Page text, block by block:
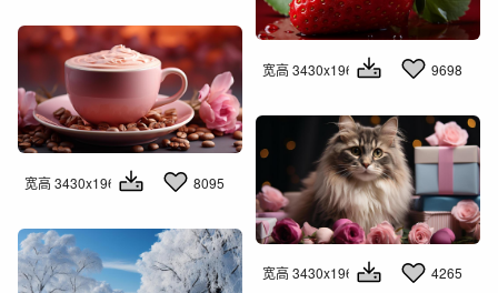
宽高 3430x1960 9698
宽高 3430x1960 8095
宽高 3430x1960 4265